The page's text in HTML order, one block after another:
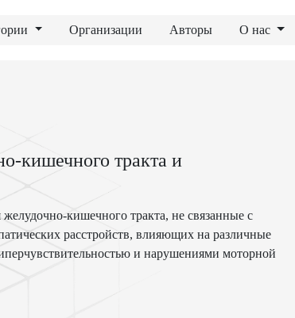
Организации Авторы О нас
кишечного тракта и
кишечного тракта, не связанные с
расстройств, влияющих на различные
и нарушениями моторной